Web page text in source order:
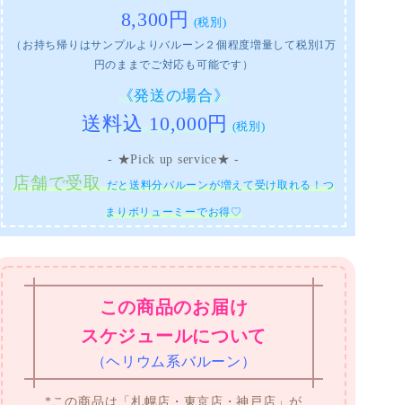
8,300円
(税別)
（お持ち帰りはサンプルよりバルーン２個程度増量して税別1万
円のままでご対応も可能です）
《発送の場合》
送料込 10,000円 (税別)
- ★Pick up service★ -
店舗で受取だと送料分バルーンが増えて受け取れる！つ
まりボリューミーでお得♡
この商品のお届け
スケジュールについて
（ヘリウム系バルーン）
*この商品は「札幌店・東京店・神戸店」が